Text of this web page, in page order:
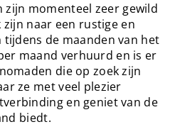
zijn momenteel zeer gewild
naar een rustige en
de maanden van het
maand verhuurd en is er
die op zoek zijn
ze met veel plezier
en geniet van de
biedt.